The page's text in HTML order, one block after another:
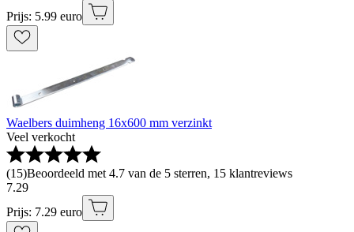
Prijs: 5.99 euro
Waelbers duimheng 16x600 mm verzinkt
Veel verkocht
(15)Beoordeeld met 4.7 van de 5 sterren, 15 klantreviews
7.29
Prijs: 7.29 euro